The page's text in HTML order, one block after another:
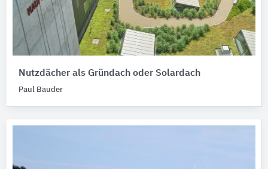
Nutzdächer als Gründach oder Solardach
Paul Bauder